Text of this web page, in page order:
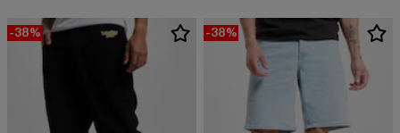
-38% -38%